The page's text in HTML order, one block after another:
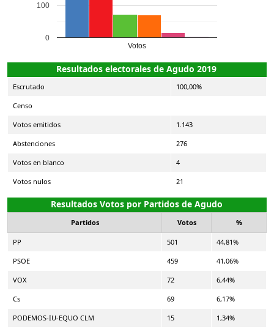
Votos
0
100
Resultados electorales de Agudo 2019
Escrutado 100,00%
Censo
Votos emitidos 1.143
Abstenciones 276
Votos en blanco 4
Votos nulos 21
Resultados Votos por Partidos de Agudo
Partidos Votos %
PP 501 44,81%
PSOE 459 41,06%
VOX 72 6,44%
Cs 69 6,17%
PODEMOS-IU-EQUO CLM 15 1,34%